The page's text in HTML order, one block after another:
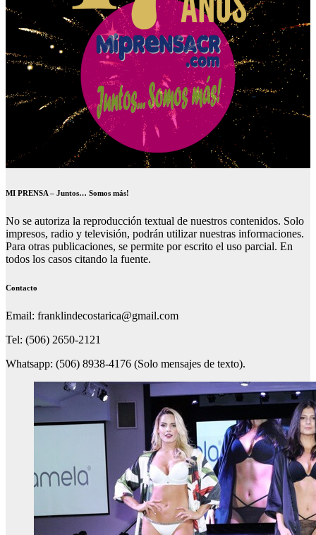
MI PRENSA – Juntos… Somos más!
No se autoriza la reproducción textual de nuestros contenidos. Solo
impresos, radio y televisión, podrán utilizar nuestras informaciones.
Para otras publicaciones, se permite por escrito el uso parcial. En
todos los casos citando la fuente.
Contacto
Email: franklindecostarica@gmail.com
Tel: (506) 2650-2121
Whatsapp: (506) 8938-4176 (Solo mensajes de texto).